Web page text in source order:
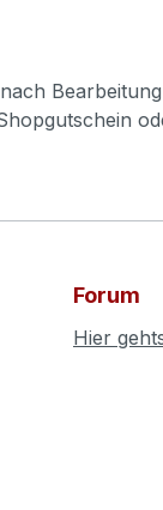
Forum
Hier